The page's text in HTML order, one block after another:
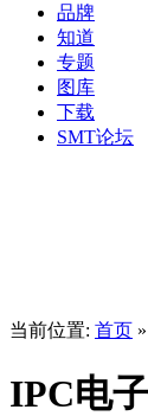
品牌
知道
专题
图库
下载
SMT论坛
当前位置: 首页 »
IPC电